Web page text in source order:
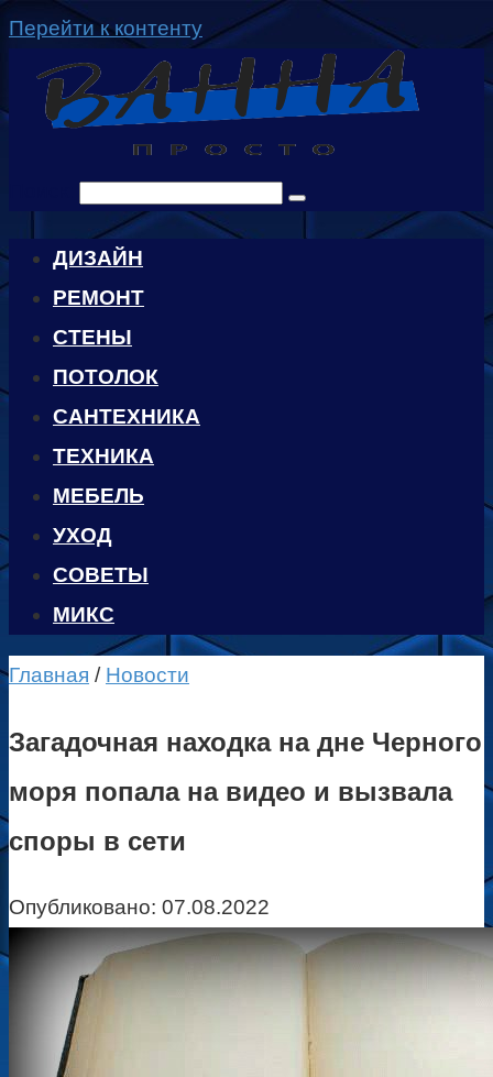
Перейти к контенту
ДИЗАЙН
РЕМОНТ
СТЕНЫ
ПОТОЛОК
САНТЕХНИКА
ТЕХНИКА
МЕБЕЛЬ
УХОД
CОВЕТЫ
МИКС
Главная / Новости
Загадочная находка на дне Черного
моря попала на видео и вызвала
споры в сети
Опубликовано: 07.08.2022